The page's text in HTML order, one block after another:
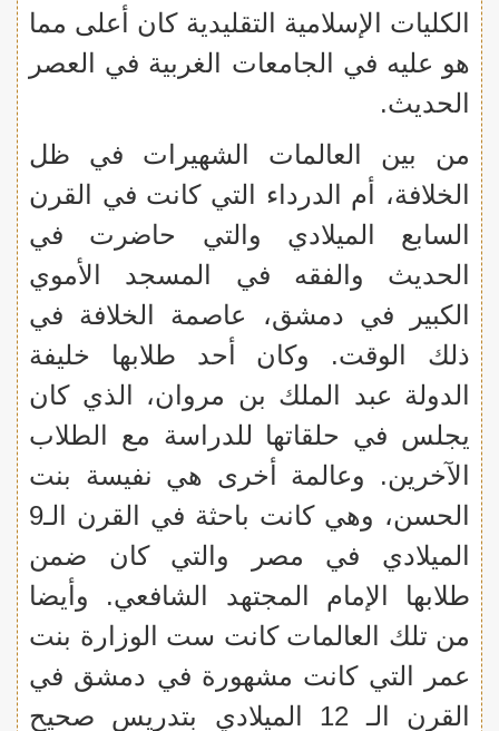
الكليات الإسلامية التقليدية كان أعلى مما
هو عليه في الجامعات الغربية في العصر
الحديث.
من بين العالمات الشهيرات في ظل
الخلافة، أم الدرداء التي كانت في القرن
السابع الميلادي والتي حاضرت في
الحديث والفقه في المسجد الأموي
الكبير في دمشق، عاصمة الخلافة في
ذلك الوقت. وكان أحد طلابها خليفة
الدولة عبد الملك بن مروان، الذي كان
يجلس في حلقاتها للدراسة مع الطلاب
الآخرين. وعالمة أخرى هي نفيسة بنت
الحسن، وهي كانت باحثة في القرن الـ9
الميلادي في مصر والتي كان ضمن
طلابها الإمام المجتهد الشافعي. وأيضا
من تلك العالمات كانت ست الوزارة بنت
عمر التي كانت مشهورة في دمشق في
القرن الـ 12 الميلادي بتدريس صحيح